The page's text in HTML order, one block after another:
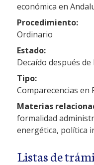
económica en
Procedimiento:
Ordinario
Estado:
Decaído después de
Tipo:
Comparecencias en
Materias
formalidad
energética, política
Listas de